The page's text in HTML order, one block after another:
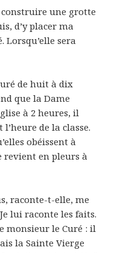
construire une grotte
d’y placer ma
Lorsqu’elle sera
de huit à dix
que la Dame
à 2 heures, il
l’heure de la classe.
obéissent à
revient en pleurs à
raconte-t-elle, me
lui raconte les faits.
monsieur le Curé : il
la Sainte Vierge